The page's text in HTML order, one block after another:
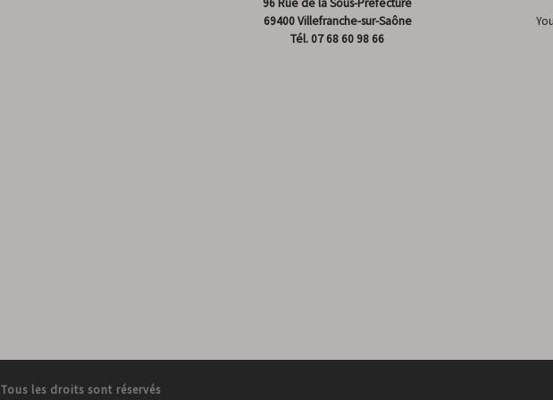
96 Rue de la Sous-Préfecture
69400 Villefranche-sur-Saône
Tél. 07 68 60 98 66
Tous les droits sont réservés